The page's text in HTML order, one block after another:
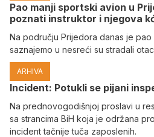
Pao manji sportski avion u
poznati instruktor i njegova
Na području Prijedora danas je pao
saznajemo u nesreći su stradali
ARHIVA
Incident: Potukli se pijani
Na prednovogodišnjoj proslavi u
sa strancima BiH koja je održana
incident tačnije tuča zaposlenih.